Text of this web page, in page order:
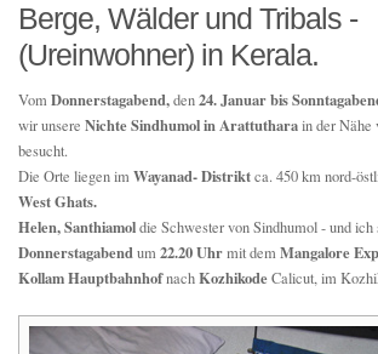
Berge, Wälder und Tribals -
(Ureinwohner) in Kerala.
VomDonnerstagabend,den24. Januar bis
wir unsere Nichte Sindhumol in Arattutharain der Nähe
besucht.
Die Orte liegen imWayanad- Distriktca. 450 km nord-
West Ghats.
Helen, Santhiamoldie Schwester von Sindhumol - und ich
Donnerstagabendum22.20 Uhrmit demMangalore
Kollam HauptbahnhofnachKozhikodeCalicut, im